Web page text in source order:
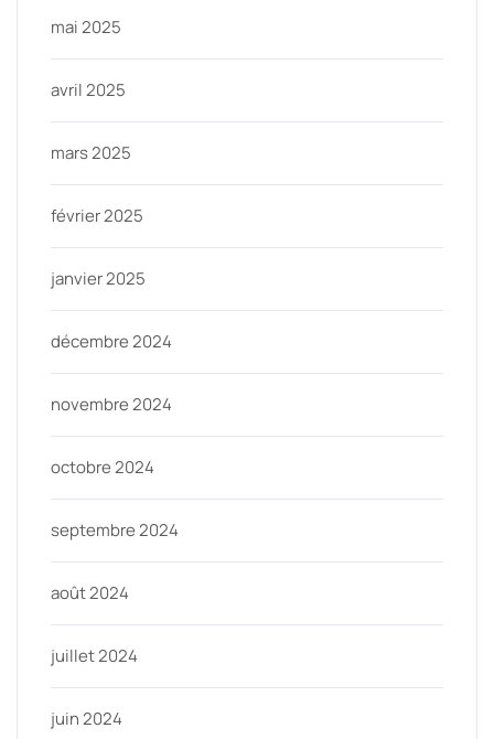
mai 2025
avril 2025
mars 2025
février 2025
janvier 2025
décembre 2024
novembre 2024
octobre 2024
septembre 2024
août 2024
juillet 2024
juin 2024